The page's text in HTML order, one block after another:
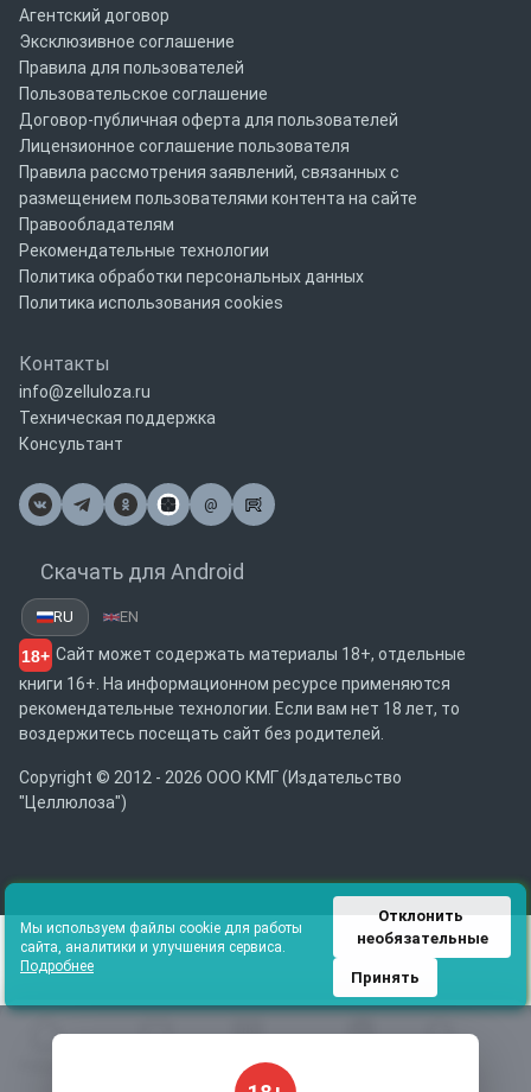
Каталог
Агентский договор
Эксклюзивное соглашение
Правила для пользователей
Пользовательское соглашение
Договор-публичная оферта для пользователей
Лицензионное соглашение пользователя
Правила рассмотрения заявлений, связанных с
размещением пользователями контента на сайте
Правообладателям
Рекомендательные технологии
Политика обработки персональных данных
Политика использования cookies
Контакты
info@zelluloza.ru
Техническая поддержка
Консультант
@
Почта
Скачать для Android
RU EN
18+ Сайт может содержать материалы 18+, отдельные
книги 16+. На информационном ресурсе применяются
рекомендательные технологии. Если вам нет 18 лет, то
воздержитесь посещать сайт без родителей.
Copyright © 2012 - 2026 ООО КМГ (Издательство
"Целлюлоза")
Мы используем файлы cookie для работы
сайта, аналитики и улучшения сервиса.
Подробнее
Отклонить
необязательные
Принять